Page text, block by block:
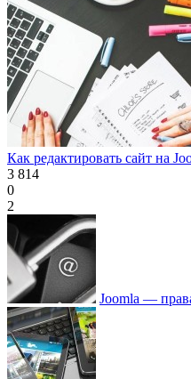
Как редактировать сайт на
3 814
0
2
Joomla —